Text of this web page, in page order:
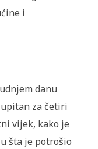
i
danu
za četiri
vijek, kako je
šta je potrošio